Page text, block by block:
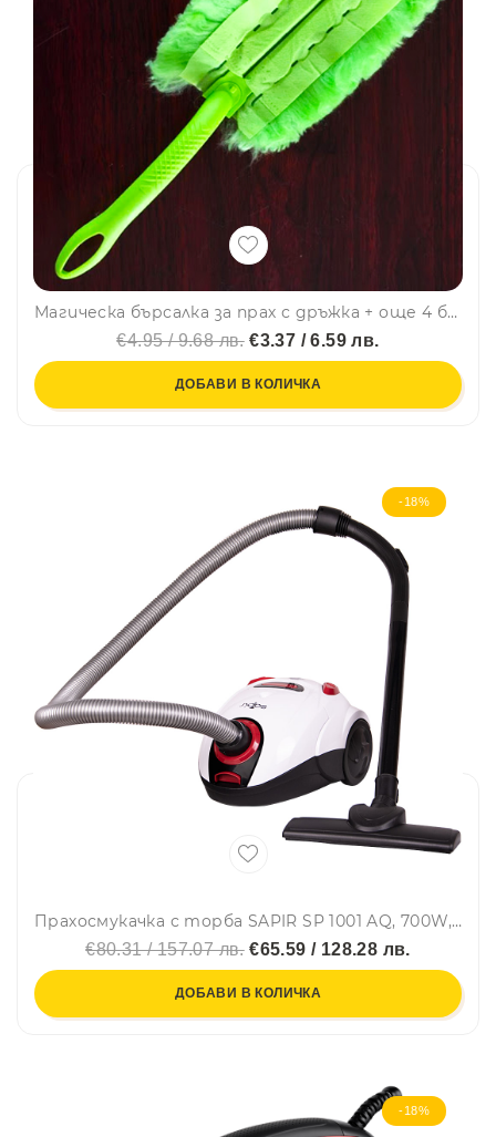
Магическа бърсалка за прах с дръжка + още 4 бърсалки = икономичен пакет!
€4.95 / 9.68 лв.€3.37 / 6.59 лв.
ДОБАВИ В КОЛИЧКА
-18%
Прахосмукачка с торба SAPIR SP 1001 AQ, 700W, Клас А, 1.5 л, 2 бр. пластмасови тръби, Бял/Червен
€80.31 / 157.07 лв.€65.59 / 128.28 лв.
ДОБАВИ В КОЛИЧКА
-18%